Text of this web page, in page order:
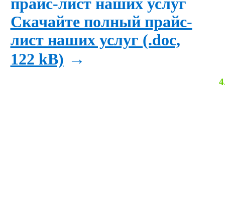
Скачайте полный прайс-
лист наших услуг (.doc,
122 kB) →